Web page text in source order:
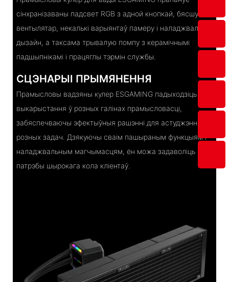
сінхранізаваны падсвет RGB з адной кнопкай, бясшумны
вентылятар, некалькі варыянтаў памеру і наладжвальны
дызайн, а таксама трывалую помпу з керамічнымі
падшыпнікамі і працяглы тэрмін службы.
СЦЭНАРЫІ ПРЫМЯНЕННЯ
Прамысловы вадзяны кулер ESGAMING падыходзіць для
выкарыстання ў розных галінах прамысловасці,
забяспечваючы эфектыўныя рашэнні для астуджэння
розных задач. Дзякуючы сваім пашыраным функцыям і
наладжвальным магчымасцям, ён можа задаволіць
патрэбы шырокага кола кліентаў.